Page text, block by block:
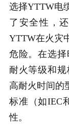
选择YTTW电
了安全性，
YTTW在火灾
危险。在选
耐火等级和
高耐火时间的
标准（如IEC
性。